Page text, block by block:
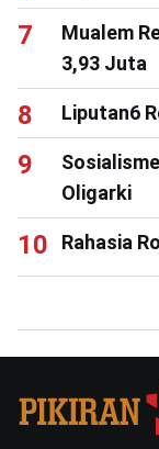
Mualem
3,93 Juta
Liputan6
Oligarki
Rahasia